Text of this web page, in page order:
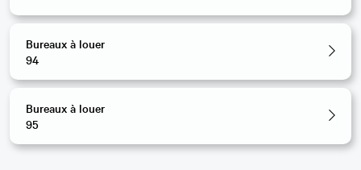
Bureaux à louer
94
Bureaux à louer
95